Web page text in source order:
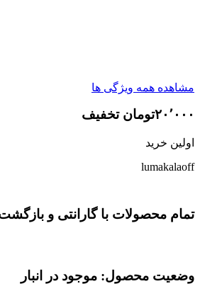
مشاهده همه ویژگی ها
۲۰٬۰۰۰تومان تخفیف
اولین خرید
lumakalaoff
تمام محصولات با گارانتی و
وضعیت محصول: موجود در انبار